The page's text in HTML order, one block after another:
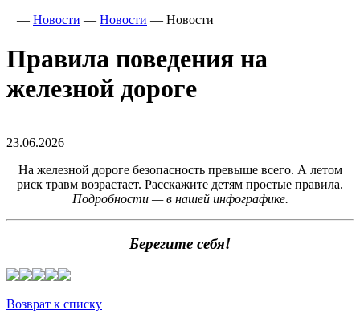
— Новости — Новости — Новости
Правила поведения на
железной дороге
23.06.2026
На железной дороге безопасность превыше всего. А летом
риск травм возрастает. Расскажите детям простые правила.
Подробности — в нашей инфографике.
Берегите себя!
Возврат к списку